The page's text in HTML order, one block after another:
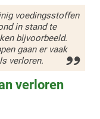
voedingsstoffen
in stand te
bijvoorbeeld.
gaan er vaak
verloren.
verloren